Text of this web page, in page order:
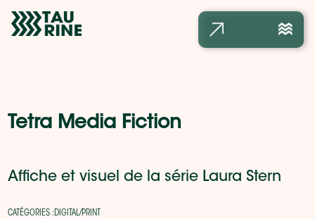
Tetra Media Fiction
Affiche et visuel de la série Laura Stern
CATÉGORIES :DIGITAL/PRINT